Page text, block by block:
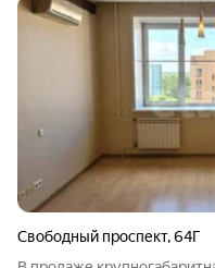
Свободный проспект,64Г